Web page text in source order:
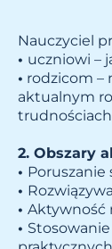
Nauczyciel
• uczniowi –
• rodzicom –
aktualnym
2. Obszary
•
•
• Aktywność
•